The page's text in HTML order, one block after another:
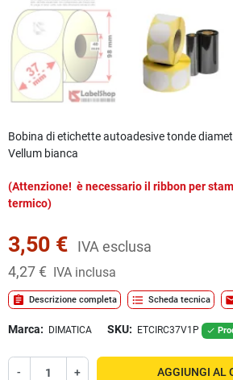
Bobina di etichette autoadesive tonde
Vellum bianca
(Attenzione! è necessario il ribbon per
termico)
3,50 €
IVA esclusa
4,27 €
IVA inclusa
assignment Descrizione completa format_list_bulleted Scheda tecnica
Marca: DIMATICA SKU: ETCIRC37V1P 
- + AGGIUNGI AL